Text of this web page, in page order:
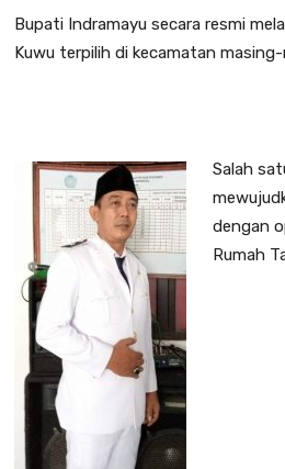
Bupati Indramayu secara resmi
Kuwu terpilih di kecamatan
Salah
dengan
Rumah